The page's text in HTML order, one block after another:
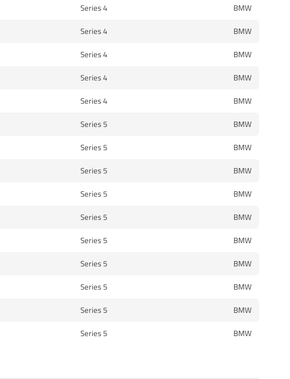
BMW
4 Series
BMW
4 Series
BMW
4 Series
BMW
4 Series
BMW
4 Series
BMW
5 Series
BMW
5 Series
BMW
5 Series
BMW
5 Series
BMW
5 Series
BMW
5 Series
BMW
5 Series
BMW
5 Series
BMW
5 Series
BMW
5 Series